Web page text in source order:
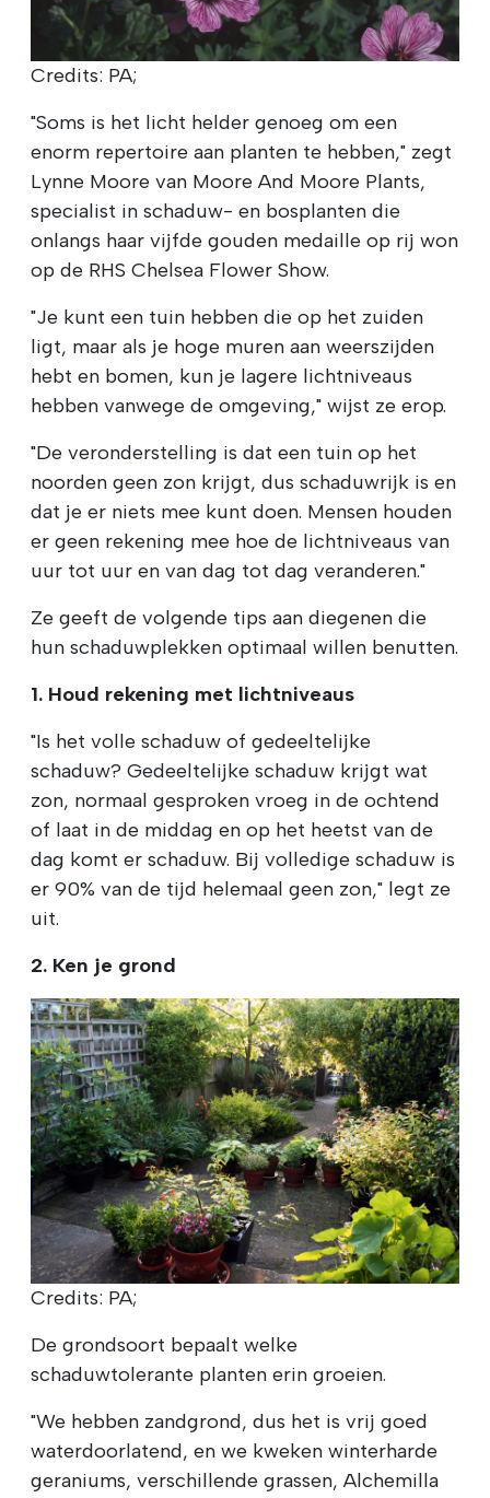
Credits: PA;
"Soms is het licht helder genoeg om een
enorm repertoire aan planten te hebben," zegt
Lynne Moore van Moore And Moore Plants,
specialist in schaduw- en bosplanten die
onlangs haar vijfde gouden medaille op rij won
op de RHS Chelsea Flower Show.
"Je kunt een tuin hebben die op het zuiden
ligt, maar als je hoge muren aan weerszijden
hebt en bomen, kun je lagere lichtniveaus
hebben vanwege de omgeving," wijst ze erop.
"De veronderstelling is dat een tuin op het
noorden geen zon krijgt, dus schaduwrijk is en
dat je er niets mee kunt doen. Mensen houden
er geen rekening mee hoe de lichtniveaus van
uur tot uur en van dag tot dag veranderen."
Ze geeft de volgende tips aan diegenen die
hun schaduwplekken optimaal willen benutten.
1. Houd rekening met lichtniveaus
"Is het volle schaduw of gedeeltelijke
schaduw? Gedeeltelijke schaduw krijgt wat
zon, normaal gesproken vroeg in de ochtend
of laat in de middag en op het heetst van de
dag komt er schaduw. Bij volledige schaduw is
er 90% van de tijd helemaal geen zon," legt ze
uit.
2. Ken je grond
Credits: PA;
De grondsoort bepaalt welke
schaduwtolerante planten erin groeien.
"We hebben zandgrond, dus het is vrij goed
waterdoorlatend, en we kweken winterharde
geraniums, verschillende grassen, Alchemilla